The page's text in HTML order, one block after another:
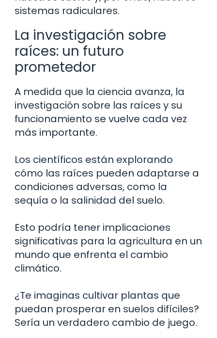
sistemas radiculares.
La investigación sobre
raíces: un futuro
prometedor
A medida que la ciencia avanza, la
investigación sobre las raíces y su
funcionamiento se vuelve cada vez
más importante.
Los científicos están explorando
cómo las raíces pueden adaptarse a
condiciones adversas, como la
sequía o la salinidad del suelo.
Esto podría tener implicaciones
significativas para la agricultura en un
mundo que enfrenta el cambio
climático.
¿Te imaginas cultivar plantas que
puedan prosperar en suelos difíciles?
Sería un verdadero cambio de juego.